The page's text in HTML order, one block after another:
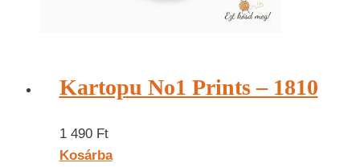
Kartopu No1 Prints – 1810
1 490 Ft
Kosárba